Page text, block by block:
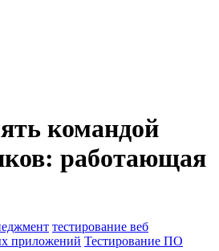
командой
работающая
тестирование веб
приложений Тестирование ПО